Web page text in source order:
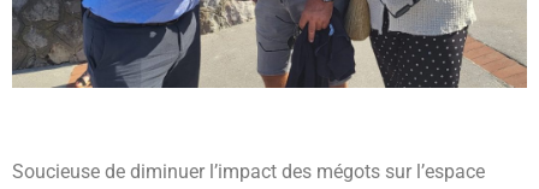
Soucieuse de diminuer l’impact des mégots sur l’espace